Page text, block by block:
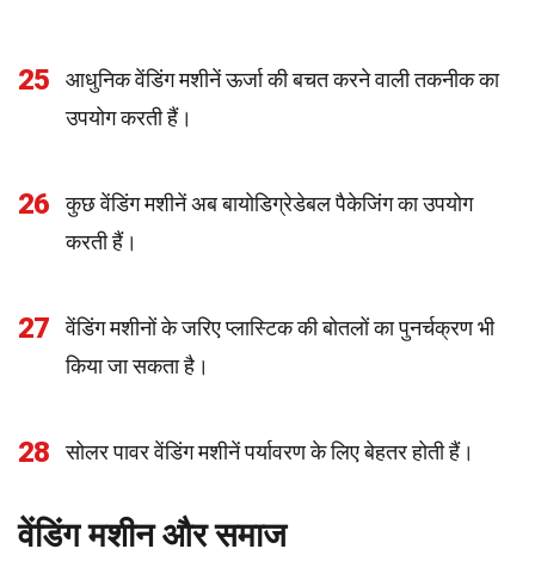
25
आधुनिक वेंडिंग मशीनें ऊर्जा की बचत करने वाली तकनीक का
उपयोग करती हैं।
26
कुछ वेंडिंग मशीनें अब बायोडिग्रेडेबल पैकेजिंग का उपयोग
करती हैं।
27
वेंडिंग मशीनों के जरिए प्लास्टिक की बोतलों का पुनर्चक्रण भी
किया जा सकता है।
28 सोलर पावर वेंडिंग मशीनें पर्यावरण के लिए बेहतर होती हैं।
वेंडिंग मशीन और समाज